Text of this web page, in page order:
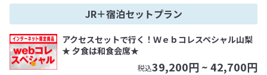
JR＋宿泊セットプラン
アクセスセットで行く！Ｗｅｂコレスペシャル山梨
★ 夕食は和食会席★
税込39,200円 ~42,700円